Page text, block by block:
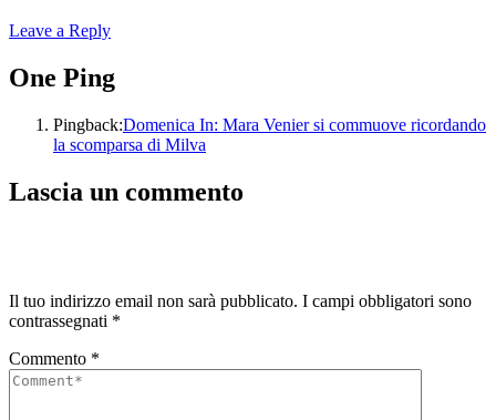
Leave a Reply
One Ping
Pingback:Domenica In: Mara Venier si commuove ricordando
la scomparsa di Milva
Lascia un commento
Il tuo indirizzo email non sarà pubblicato. I campi obbligatori sono
contrassegnati *
Commento *